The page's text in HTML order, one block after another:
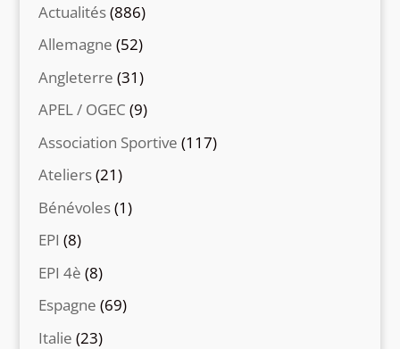
Actualités(886)
Allemagne (52)
Angleterre (31)
APEL / OGEC (9)
Association Sportive (117)
Ateliers(21)
Bénévoles(1)
EPI (8)
EPI 4è (8)
Espagne (69)
Italie (23)